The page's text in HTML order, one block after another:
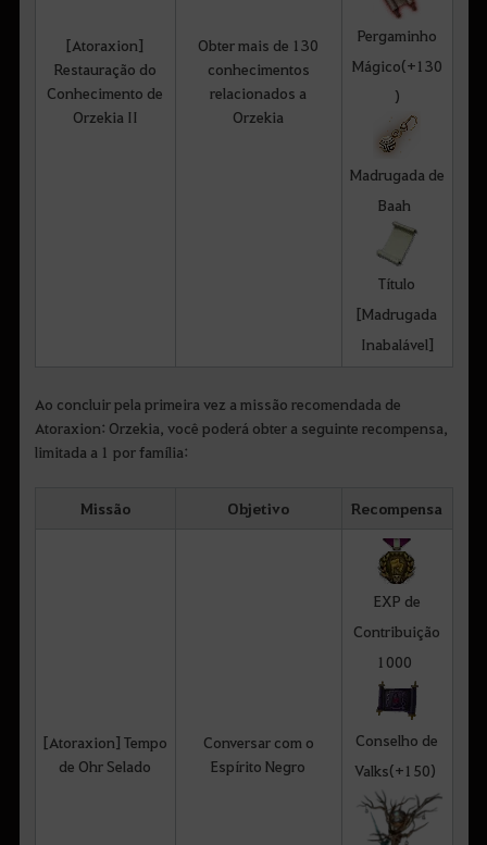
[Atoraxion]
Restauração do
Conhecimento de
Orzekia II
Obter mais de 130
conhecimentos
relacionados a
Orzekia
Pergaminho
Mágico(+130
)
Madrugada de
Baah
Título
[Madrugada
Inabalável]
Ao concluir pela primeira vez a missão recomendada de
Atoraxion: Orzekia, você poderá obter a seguinte recompensa,
limitada a 1 por família:
Missão Objetivo Recompensa
[Atoraxion] Tempo
de Ohr Selado
Conversar com o
Espírito Negro
EXP de
Contribuição
1000
Conselho de
Valks(+150)